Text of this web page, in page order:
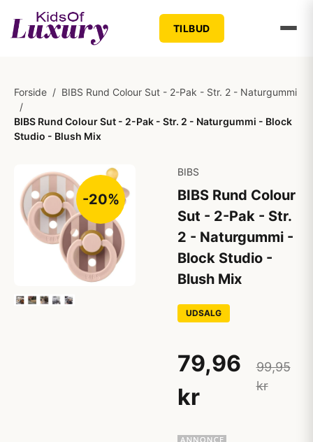
TILBUD
Forside / BIBS Rund Colour Sut - 2-Pak - Str. 2 - Naturgummi
/
BIBS Rund Colour Sut - 2-Pak - Str. 2 - Naturgummi - Block
Studio - Blush Mix
-20%
BIBS
BIBS Rund Colour
Sut - 2-Pak - Str.
2 - Naturgummi -
Block Studio -
Blush Mix
UDSALG
79,96
kr
99,95
kr